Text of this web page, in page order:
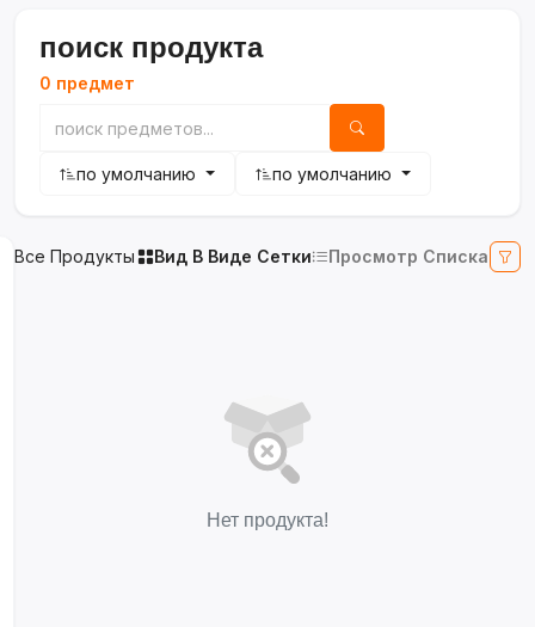
поиск продукта
0 предмет
по умолчанию по умолчанию
Все Продукты Вид В Виде Сетки Просмотр Списка
Нет продукта!